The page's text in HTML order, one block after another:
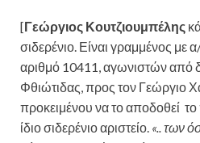
[Γεώργιος Κουτζιουμπέλης
σιδερένιο. Είναι γραμμένος με
αριθμό 10411, αγωνιστών από
Φθιώτιδας, προς τον Γεώργιο
προκειμένου να το αποδοθεί
ίδιο σιδερένιο αριστείο. «.. των